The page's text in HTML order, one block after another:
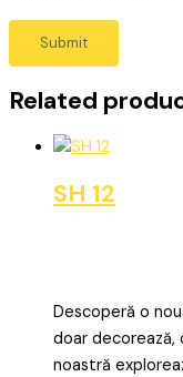
Related
SH 12
Descoperă o
doar decorează,
noastră